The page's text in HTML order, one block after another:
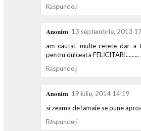
Răspundeți
Anonim 13 septembrie, 2013
am cautat multe retete dar a
pentru dulceata FELICITARI.........
Răspundeți
Anonim 19 iulie, 2014 14:19
si zeama de lamaie se pune
Răspundeți